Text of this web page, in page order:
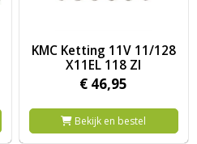
KMC Ketting 11V 11/128
X11EL 118 ZI
€ 46,95
Bekijk en bestel